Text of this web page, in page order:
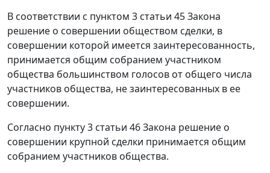
В соответствии с пунктом 3 статьи 45Закона
решение о совершении обществом сделки, в
совершении которой имеется заинтересованность,
принимается общим собранием участником
общества большинством голосов от общего числа
участников общества, не заинтересованных в ее
совершении.
Согласно пункту 3 статьи 46Закона решение о
совершении крупной сделки принимается общим
собранием участников общества.